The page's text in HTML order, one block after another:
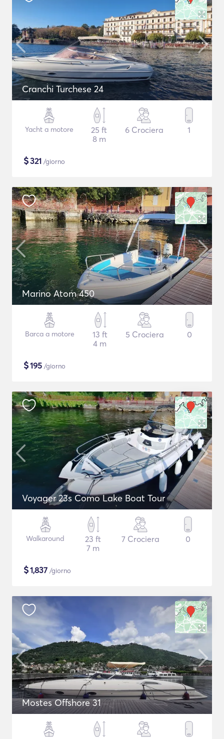
Cranchi Turchese 24
Yacht a motore
25 ft
8 m
6 Crociera 1
$321 /giorno
Marino Atom 450
Barca a motore
13 ft
4 m
5 Crociera 0
$195 /giorno
Voyager 23s Como Lake Boat Tour
Walkaround
23 ft
7 m
7 Crociera 0
$1,837 /giorno
Mostes Offshore 31